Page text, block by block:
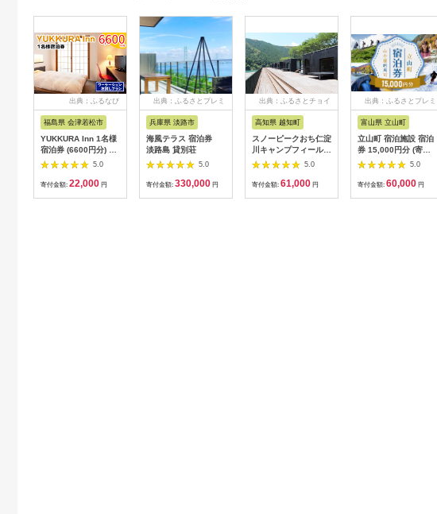
出典：ふるなび
福島県 会津若松市
YUKKURA Inn 1名様
宿泊券 (6600円分) ワ
ーケーションお試しプ
ラン｜東北 福島県 会
津若松市 東山温泉 旅
5.0
寄付金額: 22,000 円
出典：ふるさとプレミ
アム
兵庫県 淡路市
海風テラス 宿泊券
淡路島 貸別荘
5.0
寄付金額: 330,000 円
出典：ふるさとチョイ
ス
高知県 越知町
スノーピークおち仁淀
川キャンプフィールド
「住箱-jyubako-」ペ
ア宿泊チケット
5.0
寄付金額: 61,000 円
出典：ふるさとプレミ
アム
富山県 立山町
立山町 宿泊施設 宿泊
券 15,000円分 (寄附
額 60,000円) 宿泊チ
ケット 宿泊 宿 山小屋
山荘 ホテル 旅 旅行
5.0
寄付金額: 60,000 円